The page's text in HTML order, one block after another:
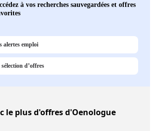
à vos recherches sauvegardées et offres
alertes emploi
d’offres
le plus d'offres d'Oenologue